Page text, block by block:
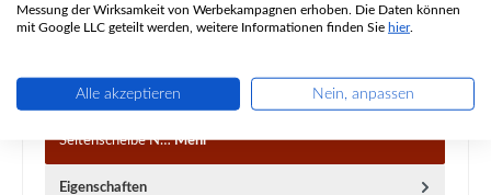
Original Feuerraumauskleidung B für den Speicherofen
Seitenscheibe N…Mehr
Eigenschaften
Messung der Wirksamkeit von Werbekampagnen erhoben. Die Daten können
mit Google LLC geteilt werden, weitere Informationen finden Sie hier.
Alle akzeptieren Nein, anpassen